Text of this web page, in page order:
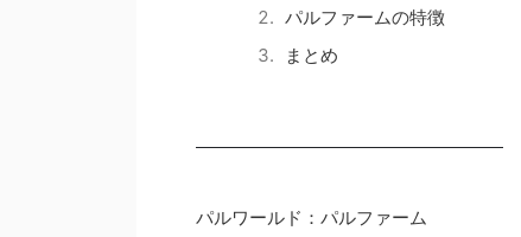
パルファームの特徴
まとめ
パルワールド：パルファーム